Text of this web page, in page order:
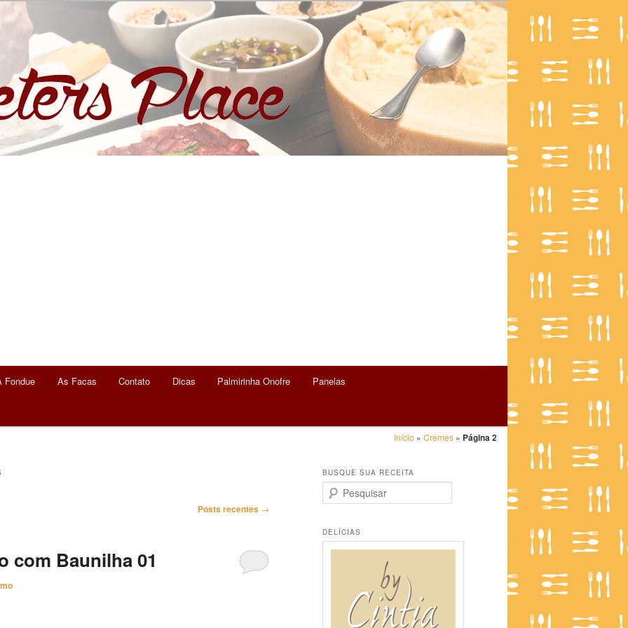
Place
Fondue As Facas Contato Dicas Palmirinha Onofre Panelas
Início » Cremes » Página 2
Posts recentes →
com Baunilha 01
BUSQUE SUA RECEITA
e
q
u
DELÍCIAS